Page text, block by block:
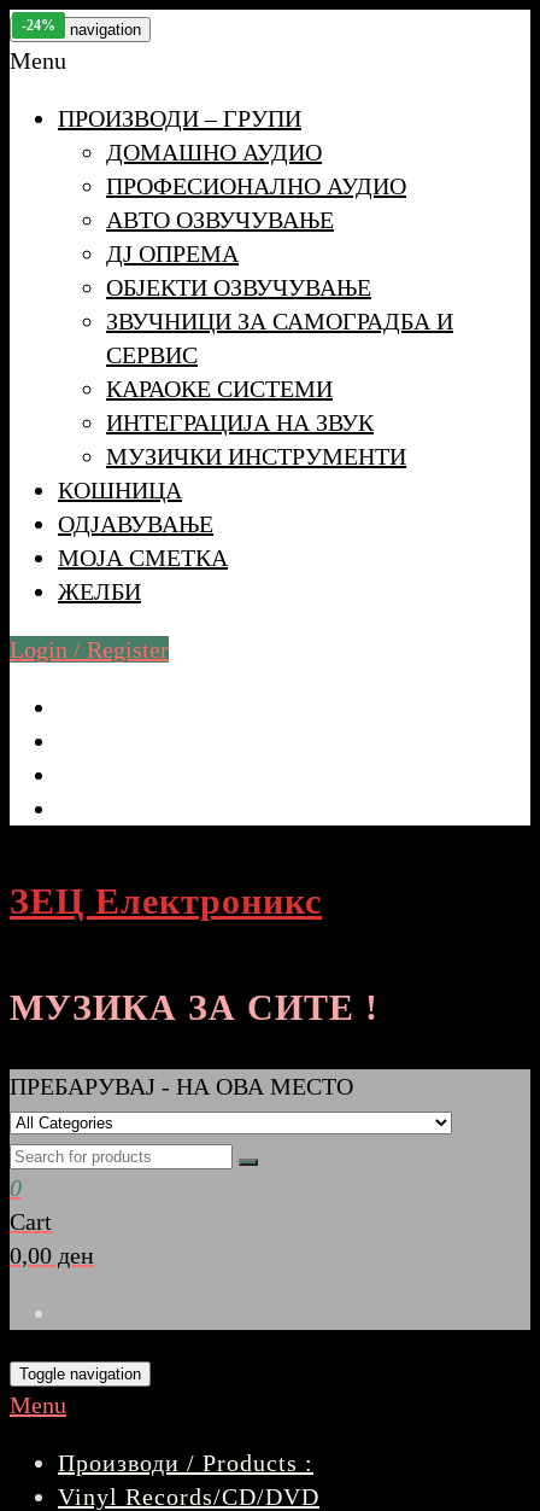
Skip
to
content
Toggle navigation
Menu
ПРОИЗВОДИ – ГРУПИ
ДОМАШНО АУДИО
ПРОФЕСИОНАЛНО АУДИО
АВТО ОЗВУЧУВАЊЕ
ДЈ ОПРЕМА
ОБЈЕКТИ ОЗВУЧУВАЊЕ
ЗВУЧНИЦИ ЗА САМОГРАДБА И
СЕРВИС
КАРАОКЕ СИСТЕМИ
ИНТЕГРАЦИЈА НА ЗВУК
МУЗИЧКИ ИНСТРУМЕНТИ
КОШНИЦА
ОДЈАВУВАЊЕ
МОЈА СМЕТКА
ЖЕЛБИ
Login / Register
ЗЕЦ Електроникс
МУЗИКА ЗА СИТЕ !
ПРЕБАРУВАЈ - НА ОВА МЕСТО
0
Cart
0,00 ден
Toggle navigation
Menu
Производи / Products :
Vinyl Records/CD/DVD
-13%
-13%
-27%
-27%
-24%
-13%
-34%
-18%
-18%
-13%
-15%
-11%
-10%
-10%
-60%
-27%
-11%
-13%
-24%